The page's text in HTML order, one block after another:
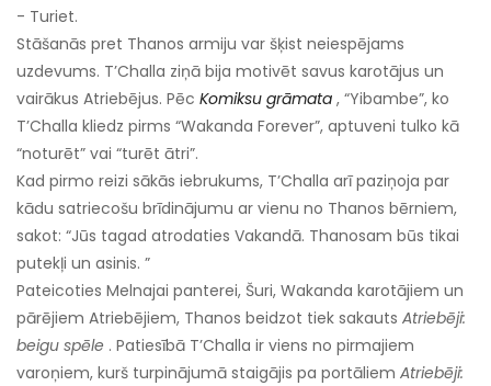
- Turiet.
Stāšanās pret Thanos armiju var šķist neiespējams
uzdevums. T’Challa ziņā bija motivēt savus karotājus un
vairākus Atriebējus. Pēc Komiksu grāmata , “Yibambe”, ko
T’Challa kliedz pirms “Wakanda Forever”, aptuveni tulko kā
“noturēt” vai “turēt ātri”.
Kad pirmo reizi sākās iebrukums, T’Challa arī paziņoja par
kādu satriecošu brīdinājumu ar vienu no Thanos bērniem,
sakot: “Jūs tagad atrodaties Vakandā. Thanosam būs tikai
putekļi un asinis. ”
Pateicoties Melnajai panterei, Šuri, Wakanda karotājiem un
pārējiem Atriebējiem, Thanos beidzot tiek sakauts Atriebēji:
beigu spēle . Patiesībā T’Challa ir viens no pirmajiem
varoņiem, kurš turpinājumā staigājis pa portāliem Atriebēji: